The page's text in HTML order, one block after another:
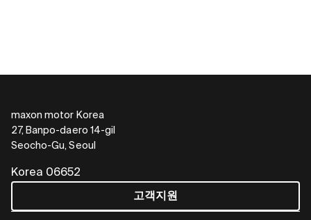
maxon motor Korea
27, Banpo-daero 14-gil
Seocho-Gu, Seoul
Korea 06652
고객지원